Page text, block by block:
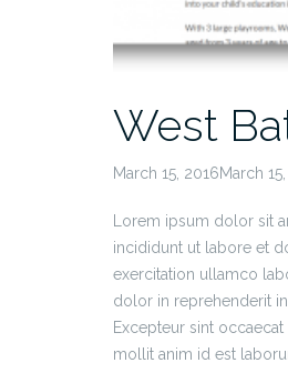
West
March 15, 2016March
Lorem ipsum dolor sit
incididunt ut labore et
exercitation ullamco
dolor in reprehenderit
Excepteur sint
mollit anim id est